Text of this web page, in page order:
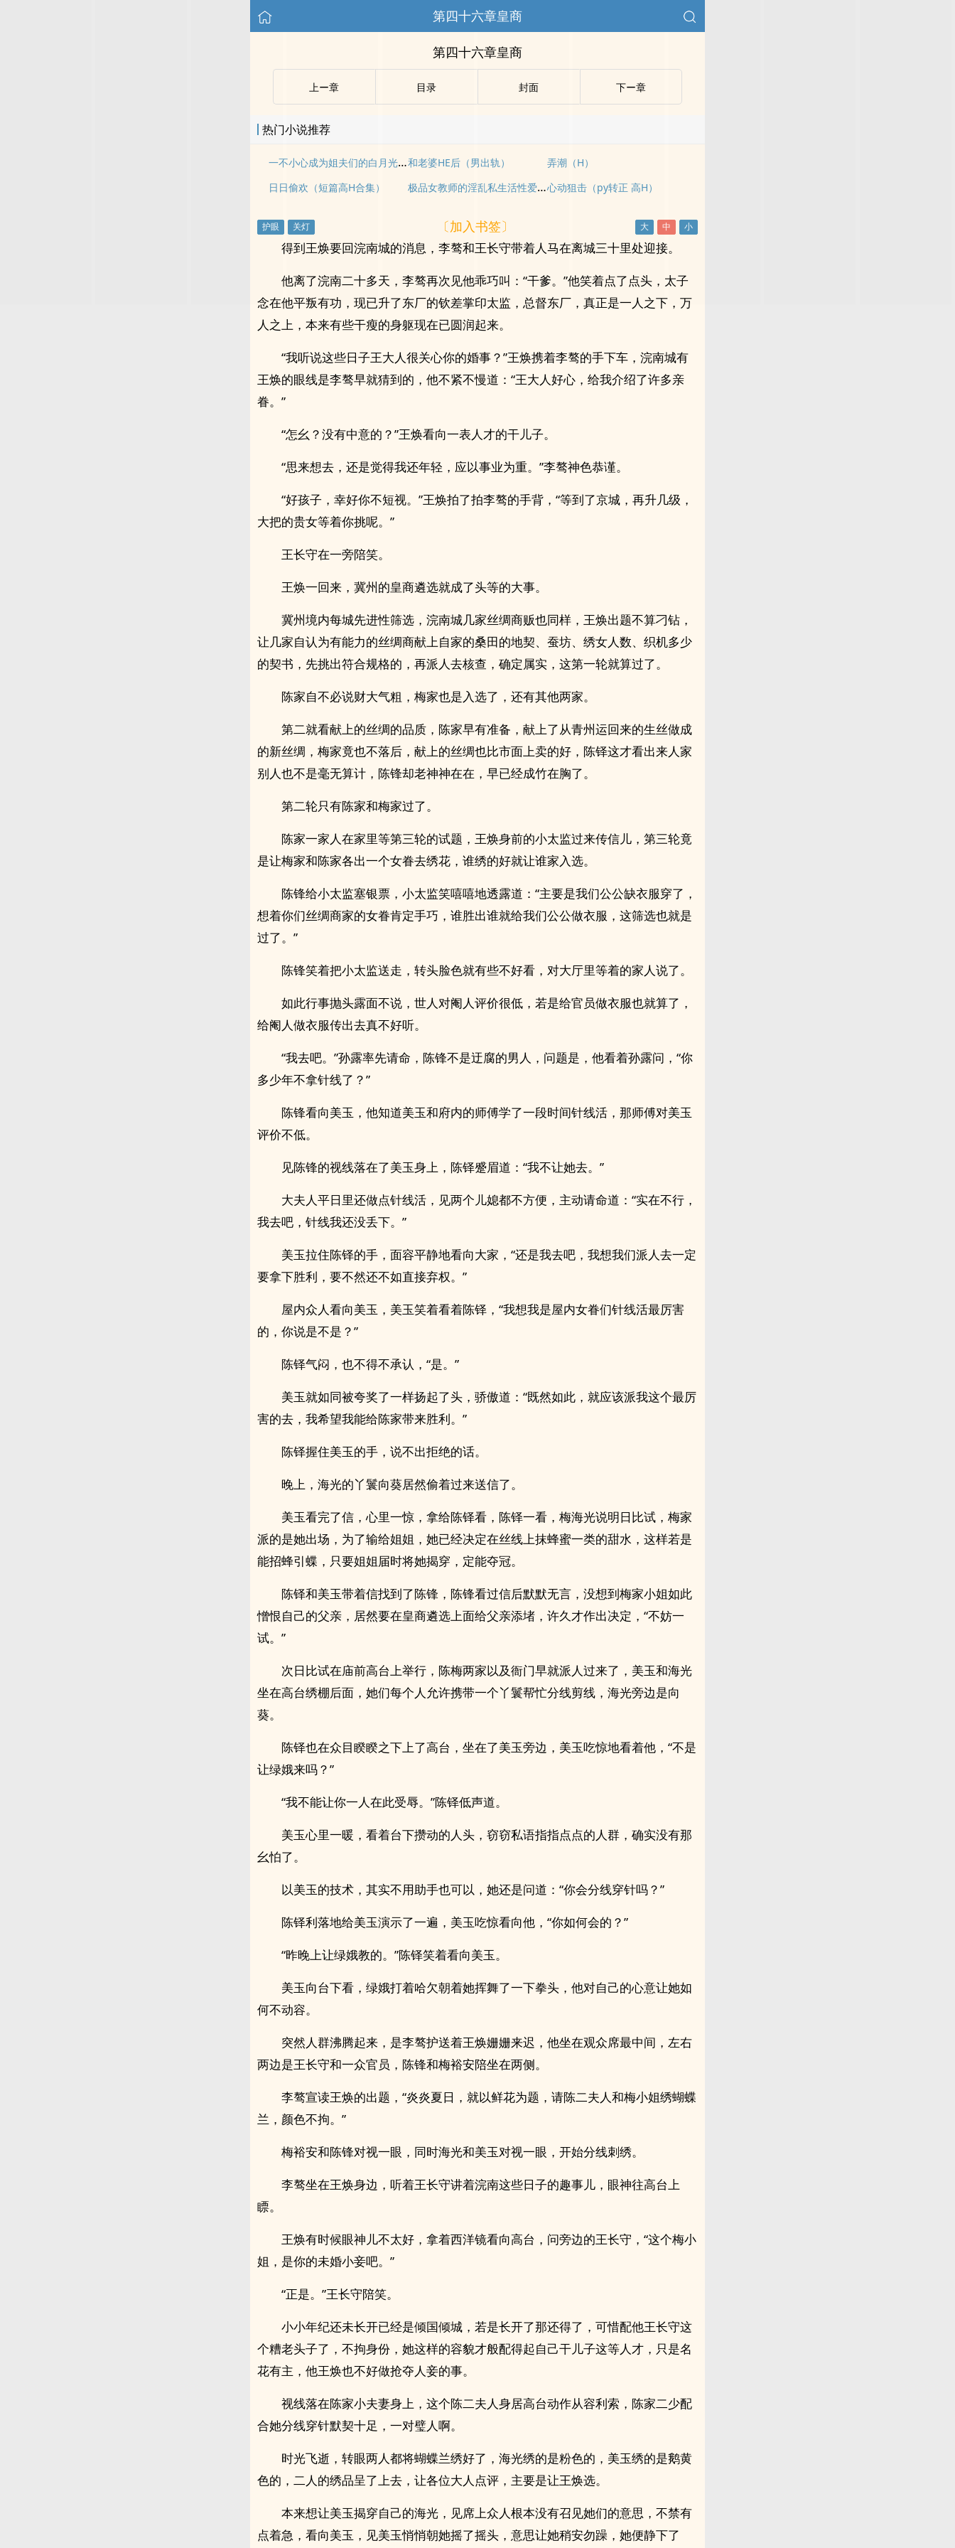
第四十六章皇商
第四十六章皇商
上ー章 目录 封面 下ー章
热门小说推荐
一不小心成为姐夫们的白月光（高干出轨nph）和老婆HE后（男出轨）
弄潮（H）
日日偷欢（短篇高H合集）
极品女教师的淫乱私生活性爱故事集心动狙击（py转正 高H）
〔加入书签〕
得到王焕要回浣南城的消息，李骜和王长守带着人马在离城三十里处迎接。
他离了浣南二十多天，李骜再次见他乖巧叫：“干爹。”他笑着点了点头，太子
念在他平叛有功，现已升了东厂的钦差掌印太监，总督东厂，真正是一人之下，万
人之上，本来有些干瘦的身躯现在已圆润起来。
“我听说这些日子王大人很关心你的婚事？”王焕携着李骜的手下车，浣南城有
王焕的眼线是李骜早就猜到的，他不紧不慢道：“王大人好心，给我介绍了许多亲
眷。”
“怎幺？没有中意的？”王焕看向一表人才的干儿子。
“思来想去，还是觉得我还年轻，应以事业为重。”李骜神色恭谨。
“好孩子，幸好你不短视。”王焕拍了拍李骜的手背，“等到了京城，再升几级，
大把的贵女等着你挑呢。”
王长守在一旁陪笑。
王焕一回来，冀州的皇商遴选就成了头等的大事。
冀州境内每城先进性筛选，浣南城几家丝绸商贩也同样，王焕出题不算刁钻，
让几家自认为有能力的丝绸商献上自家的桑田的地契、蚕坊、绣女人数、织机多少
的契书，先挑出符合规格的，再派人去核查，确定属实，这第一轮就算过了。
陈家自不必说财大气粗，梅家也是入选了，还有其他两家。
第二就看献上的丝绸的品质，陈家早有准备，献上了从青州运回来的生丝做成
的新丝绸，梅家竟也不落后，献上的丝绸也比市面上卖的好，陈铎这才看出来人家
别人也不是毫无算计，陈锋却老神神在在，早已经成竹在胸了。
第二轮只有陈家和梅家过了。
陈家一家人在家里等第三轮的试题，王焕身前的小太监过来传信儿，第三轮竟
是让梅家和陈家各出一个女眷去绣花，谁绣的好就让谁家入选。
陈锋给小太监塞银票，小太监笑嘻嘻地透露道：“主要是我们公公缺衣服穿了，
想着你们丝绸商家的女眷肯定手巧，谁胜出谁就给我们公公做衣服，这筛选也就是
过了。”
陈锋笑着把小太监送走，转头脸色就有些不好看，对大厅里等着的家人说了。
如此行事抛头露面不说，世人对阉人评价很低，若是给官员做衣服也就算了，
给阉人做衣服传出去真不好听。
“我去吧。”孙露率先请命，陈锋不是迂腐的男人，问题是，他看着孙露问，“你
多少年不拿针线了？”
陈锋看向美玉，他知道美玉和府内的师傅学了一段时间针线活，那师傅对美玉
评价不低。
见陈锋的视线落在了美玉身上，陈铎蹙眉道：“我不让她去。”
大夫人平日里还做点针线活，见两个儿媳都不方便，主动请命道：“实在不行，
我去吧，针线我还没丢下。”
美玉拉住陈铎的手，面容平静地看向大家，“还是我去吧，我想我们派人去一定
要拿下胜利，要不然还不如直接弃权。”
屋内众人看向美玉，美玉笑着看着陈铎，“我想我是屋内女眷们针线活最厉害
的，你说是不是？”
陈铎气闷，也不得不承认，“是。”
美玉就如同被夸奖了一样扬起了头，骄傲道：“既然如此，就应该派我这个最厉
害的去，我希望我能给陈家带来胜利。”
陈铎握住美玉的手，说不出拒绝的话。
晚上，海光的丫鬟向葵居然偷着过来送信了。
美玉看完了信，心里一惊，拿给陈铎看，陈铎一看，梅海光说明日比试，梅家
派的是她出场，为了输给姐姐，她已经决定在丝线上抹蜂蜜一类的甜水，这样若是
能招蜂引蝶，只要姐姐届时将她揭穿，定能夺冠。
陈铎和美玉带着信找到了陈锋，陈锋看过信后默默无言，没想到梅家小姐如此
憎恨自己的父亲，居然要在皇商遴选上面给父亲添堵，许久才作出决定，“不妨一
试。”
次日比试在庙前高台上举行，陈梅两家以及衙门早就派人过来了，美玉和海光
坐在高台绣棚后面，她们每个人允许携带一个丫鬟帮忙分线剪线，海光旁边是向
葵。
陈铎也在众目睽睽之下上了高台，坐在了美玉旁边，美玉吃惊地看着他，“不是
让绿娥来吗？”
“我不能让你一人在此受辱。”陈铎低声道。
美玉心里一暖，看着台下攒动的人头，窃窃私语指指点点的人群，确实没有那
幺怕了。
以美玉的技术，其实不用助手也可以，她还是问道：“你会分线穿针吗？”
陈铎利落地给美玉演示了一遍，美玉吃惊看向他，“你如何会的？”
“昨晚上让绿娥教的。”陈铎笑着看向美玉。
美玉向台下看，绿娥打着哈欠朝着她挥舞了一下拳头，他对自己的心意让她如
何不动容。
突然人群沸腾起来，是李骜护送着王焕姗姗来迟，他坐在观众席最中间，左右
两边是王长守和一众官员，陈锋和梅裕安陪坐在两侧。
李骜宣读王焕的出题，“炎炎夏日，就以鲜花为题，请陈二夫人和梅小姐绣蝴蝶
兰，颜色不拘。”
梅裕安和陈锋对视一眼，同时海光和美玉对视一眼，开始分线刺绣。
李骜坐在王焕身边，听着王长守讲着浣南这些日子的趣事儿，眼神往高台上
瞟。
王焕有时候眼神儿不太好，拿着西洋镜看向高台，问旁边的王长守，“这个梅小
姐，是你的未婚小妾吧。”
“正是。”王长守陪笑。
小小年纪还未长开已经是倾国倾城，若是长开了那还得了，可惜配他王长守这
个糟老头子了，不拘身份，她这样的容貌才般配得起自己干儿子这等人才，只是名
花有主，他王焕也不好做抢夺人妾的事。
视线落在陈家小夫妻身上，这个陈二夫人身居高台动作从容利索，陈家二少配
合她分线穿针默契十足，一对璧人啊。
时光飞逝，转眼两人都将蝴蝶兰绣好了，海光绣的是粉色的，美玉绣的是鹅黄
色的，二人的绣品呈了上去，让各位大人点评，主要是让王焕选。
本来想让美玉揭穿自己的海光，见席上众人根本没有召见她们的意思，不禁有
点着急，看向美玉，见美玉悄悄朝她摇了摇头，意思让她稍安勿躁，她便静下了